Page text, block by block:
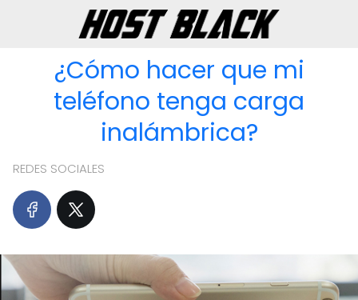
¿Cómo hacer que mi
teléfono tenga carga
inalámbrica?
REDES SOCIALES